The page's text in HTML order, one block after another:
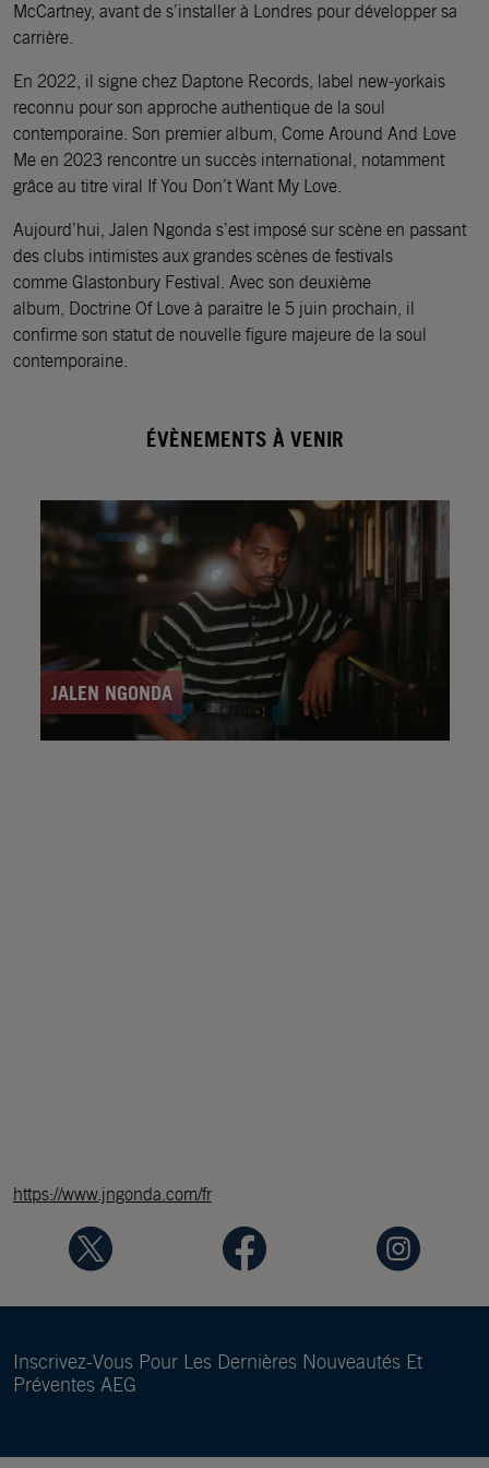
McCartney, avant de s’installer à Londres pour développer sa
carrière.
En 2022, il signe chez Daptone Records, label new-yorkais
reconnu pour son approche authentique de la soul
contemporaine. Son premier album, Come Around And Love
Me en 2023 rencontre un succès international, notamment
grâce au titre viral If You Don’t Want My Love.
Aujourd’hui, Jalen Ngonda s’est imposé sur scène en passant
des clubs intimistes aux grandes scènes de festivals
comme Glastonbury Festival. Avec son deuxième
album, Doctrine Of Love à paraitre le 5 juin prochain, il
confirme son statut de nouvelle figure majeure de la soul
contemporaine.
ÉVÈNEMENTS À VENIR
JALEN NGONDA
https://www.jngonda.com/fr
Inscrivez-Vous Pour Les Dernières Nouveautés Et
Préventes AEG